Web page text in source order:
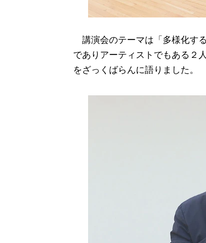
講演会のテーマは「多様化す
でありアーティストでもある２
をざっくばらんに語りました。